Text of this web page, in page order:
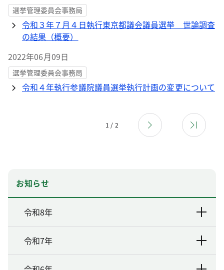
選挙管理委員会事務局
令和３年７月４日執行東京都議会議員選挙 世論調査
の結果（概要）
2022年06月09日
選挙管理委員会事務局
令和４年執行参議院議員選挙執行計画の変更について
1 / 2
お知らせ
令和8年
令和7年